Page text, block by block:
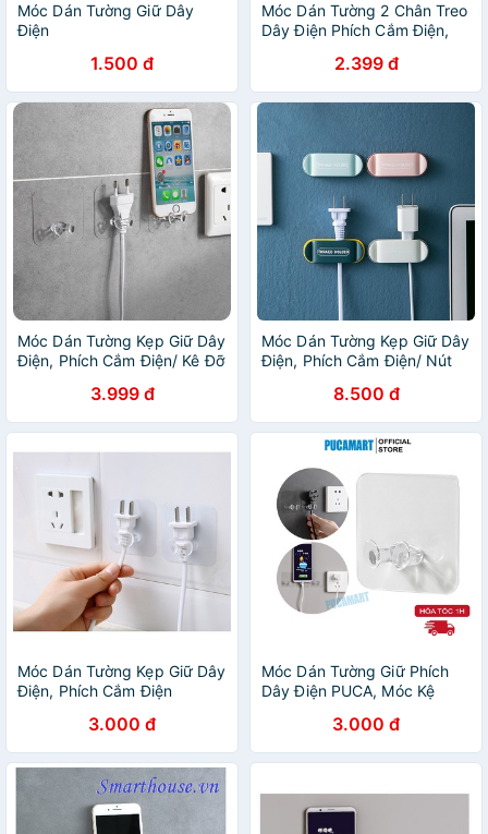
Móc Dán Tường Giữ Dây
Điện
1.500 đ
Móc Dán Tường 2 Chân Treo
Dây Điện Phích Cắm Điện,
2.399 đ
Móc Dán Tường Kẹp Giữ Dây
Điện, Phích Cắm Điện/ Kê Đỡ
Đồ Đa Năng Kẹp Dây Điện
3.999 đ
Móc Dán Tường Kẹp Giữ Dây
Điện, Phích Cắm Điện/ Nút
8.500 đ
Móc Dán Tường Kẹp Giữ Dây
Điện, Phích Cắm Điện
3.000 đ
Móc Dán Tường Giữ Phích
Dây Điện PUCA, Móc Kệ
3.000 đ